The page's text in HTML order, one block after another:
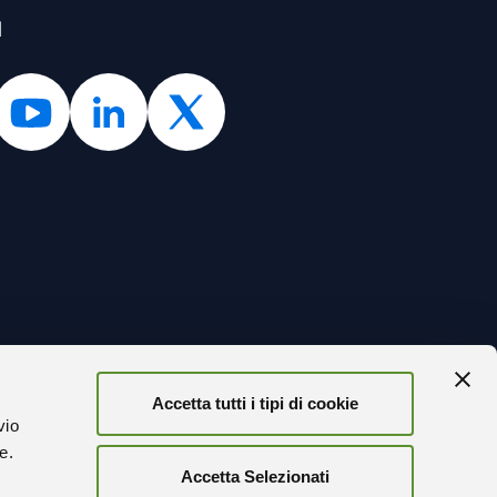
Accetta tutti i tipi di cookie
Accetta Selezionati